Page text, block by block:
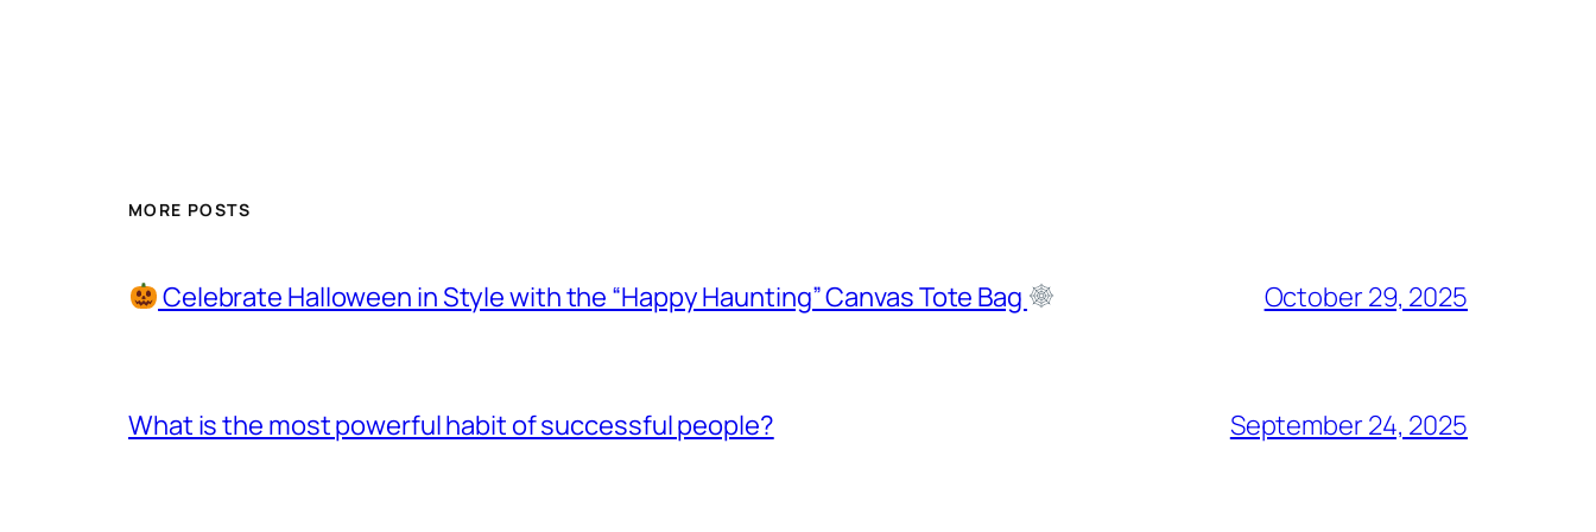
MORE POSTS
Celebrate Halloween in Style with the “Happy Haunting” Canvas Tote Bag October 29, 2025
What is the most powerful habit of successful people? September 24, 2025